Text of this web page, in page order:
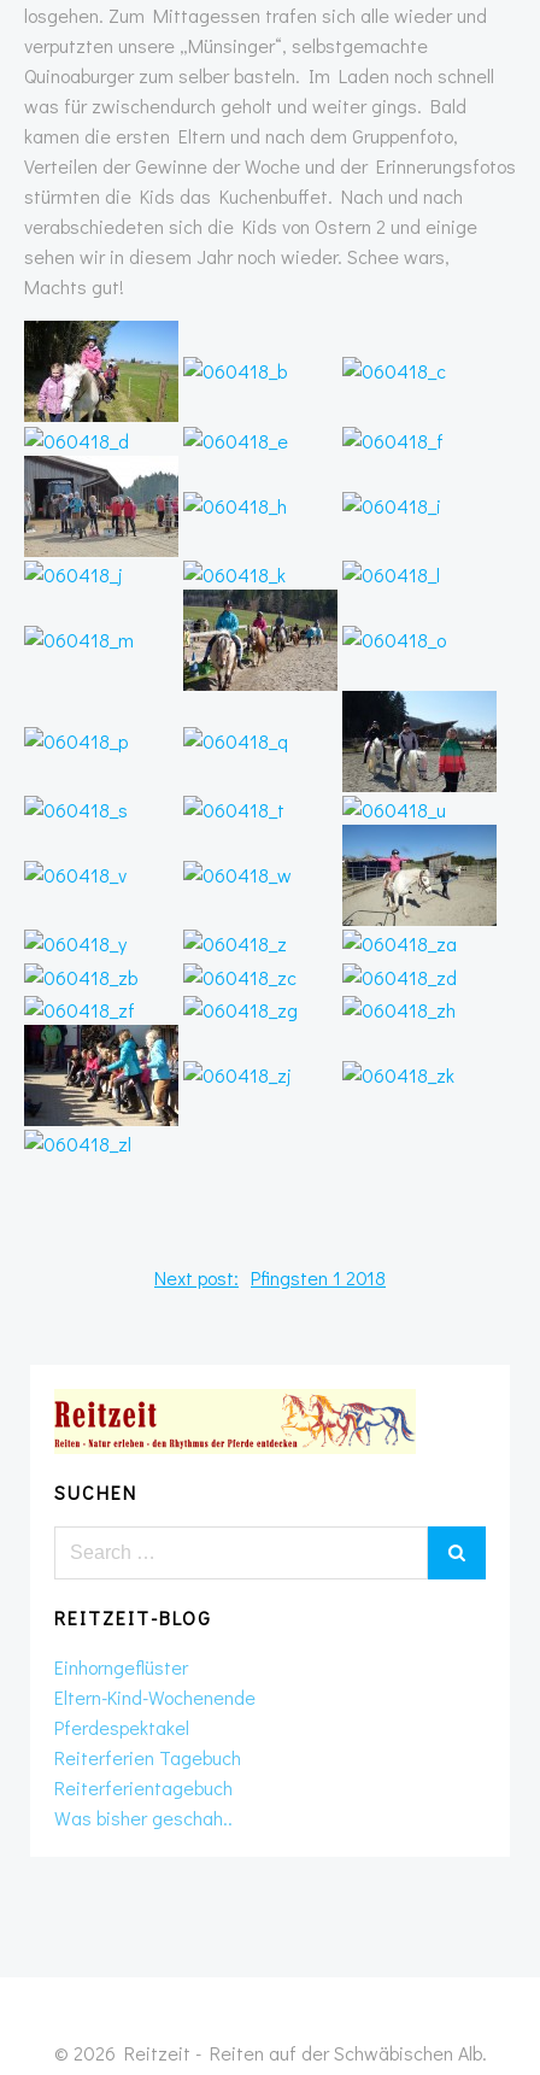
losgehen. Zum Mittagessen trafen sich alle wieder und
verputzten unsere „Münsinger“, selbstgemachte
Quinoaburger zum selber basteln. Im Laden noch schnell
was für zwischendurch geholt und weiter gings. Bald
kamen die ersten Eltern und nach dem Gruppenfoto,
Verteilen der Gewinne der Woche und der Erinnerungsfotos
stürmten die Kids das Kuchenbuffet. Nach und nach
verabschiedeten sich die Kids von Ostern 2 und einige
sehen wir in diesem Jahr noch wieder. Schee wars,
Machts gut!
Next post: Pfingsten 1 2018
SUCHEN
Search
REITZEIT-BLOG
Einhorngeflüster
Eltern-Kind-Wochenende
Pferdespektakel
Reiterferien Tagebuch
Reiterferientagebuch
Was bisher geschah..
© 2026 Reitzeit - Reiten auf der Schwäbischen Alb.